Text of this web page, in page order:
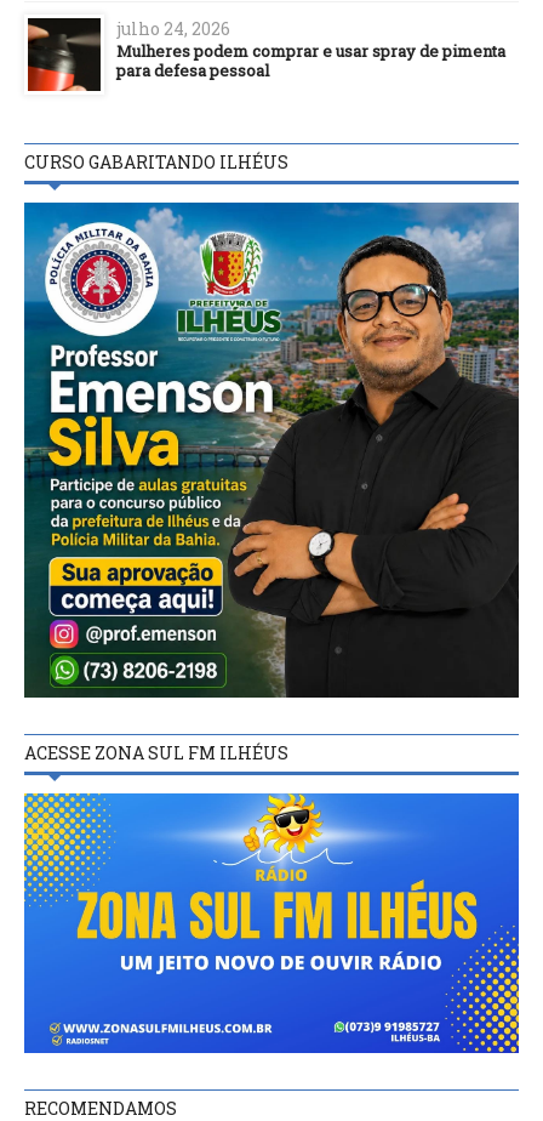
julho 24, 2026
Mulheres podem comprar e usar spray de pimenta
para defesa pessoal
CURSO GABARITANDO ILHÉUS
ACESSE ZONA SUL FM ILHÉUS
RECOMENDAMOS